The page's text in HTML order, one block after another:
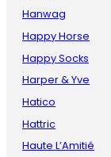
Hanwag
Happy Horse
Happy Socks
Harper & Yve
Hatico
Hattric
Haute L’Amitié